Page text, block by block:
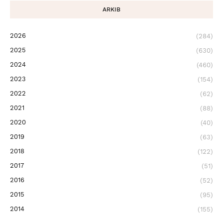
ARKIB
2026
(284)
2025
(630)
2024
(460)
2023
(154)
2022
(62)
2021
(88)
2020
(40)
2019
(63)
2018
(122)
2017
(51)
2016
(52)
2015
(95)
2014
(155)